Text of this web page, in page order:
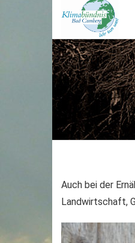
Auch bei der
Landwirtschaft,